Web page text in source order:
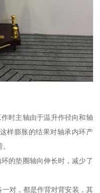
时主轴由于温升作径向和轴
样膨胀的结果对轴承内环产
的垫圈轴向伸长时，减少了
对，都是作背对背安装，其